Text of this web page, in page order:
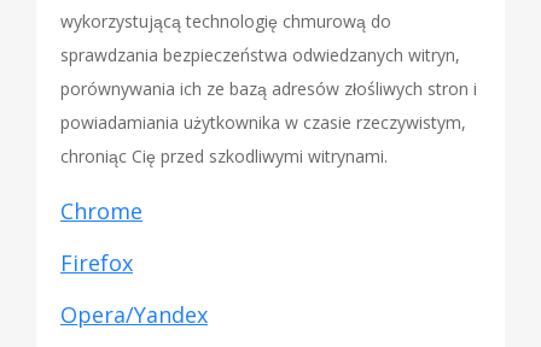
wykorzystującą technologię chmurową do
sprawdzania bezpieczeństwa odwiedzanych witryn,
porównywania ich ze bazą adresów złośliwych stron i
powiadamiania użytkownika w czasie rzeczywistym,
chroniąc Cię przed szkodliwymi witrynami.
Chrome
Firefox
Opera/Yandex